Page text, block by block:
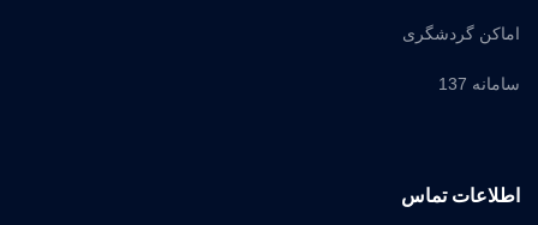
اماکن گردشگری
سامانه 137
اطلاعات تماس